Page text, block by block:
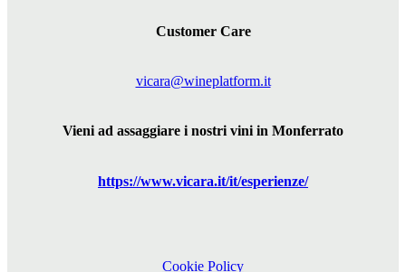
Customer Care
vicara@wineplatform.it
Vieni ad assaggiare i nostri vini in Monferrato
https://www.vicara.it/it/esperienze/
Cookie Policy